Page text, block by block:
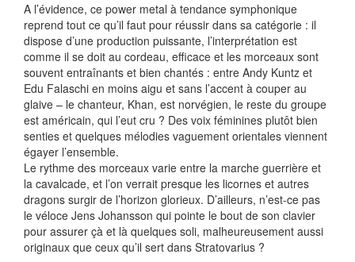
A l’évidence, ce power metal à tendance symphonique
reprend tout ce qu’il faut pour réussir dans sa catégorie : il
dispose d’une production puissante, l’interprétation est
comme il se doit au cordeau, efficace et les morceaux sont
souvent entraînants et bien chantés : entre Andy Kuntz et
Edu Falaschi en moins aigu et sans l’accent à couper au
glaive – le chanteur, Khan, est norvégien, le reste du groupe
est américain, qui l’eut cru ? Des voix féminines plutôt bien
senties et quelques mélodies vaguement orientales viennent
égayer l’ensemble.
Le rythme des morceaux varie entre la marche guerrière et
la cavalcade, et l’on verrait presque les licornes et autres
dragons surgir de l’horizon glorieux. D’ailleurs, n’est-ce pas
le véloce Jens Johansson qui pointe le bout de son clavier
pour assurer çà et là quelques soli, malheureusement aussi
originaux que ceux qu’il sert dans Stratovarius ?